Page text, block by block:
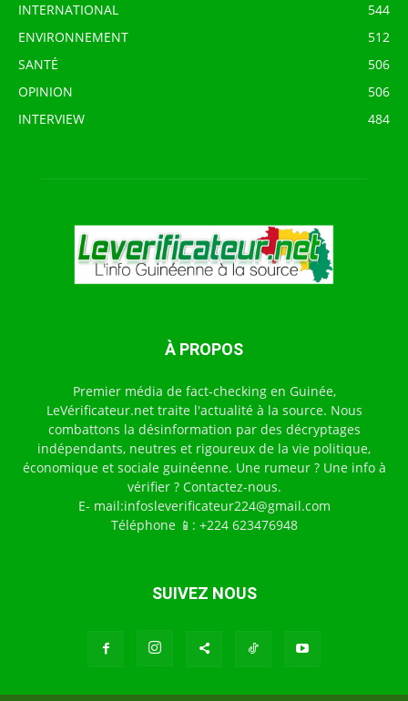
INTERNATIONAL
544
ENVIRONNEMENT
512
SANTÉ
506
OPINION
506
INTERVIEW
484
À PROPOS
Premier média de fact-checking en Guinée,
LeVérificateur.net traite l'actualité à la source. Nous
combattons la désinformation par des décryptages
indépendants, neutres et rigoureux de la vie politique,
économique et sociale guinéenne. Une rumeur ? Une info à
vérifier ? Contactez-nous.
E- mail:infosleverificateur224@gmail.com
Téléphone 📱: +224 623476948
SUIVEZ NOUS